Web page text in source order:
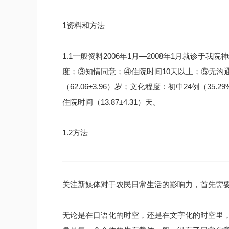
1资料和方法
1.1一般资料2006年1月—2008年1月就诊于我院
度；③知情同意；④住院时间10天以上；⑤无沟
（62.06±3.96）岁；文化程度：初中24例（
住院时间（13.87±4.31）天。
1.2方法
关注新媒体对于农民日常生活的影响力，首先需
无论是在口语化的时空，还是在文字化的时空里